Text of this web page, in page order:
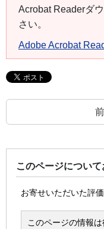
Acrobat Readerダ
さい。
Adobe Acrobat
このページについ